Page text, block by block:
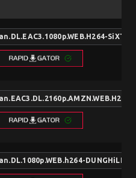
DUNGHiLL